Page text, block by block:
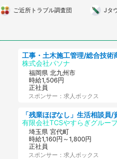
キレ気味で乗り込んでき
て...」（山梨県・30代
ご近所トラブル調査団 Jタ
株式会社パソナ
福岡県 北九州市
時給1,506円
正社員
スポンサー：求人ボックス
埼玉県 宮代町
時給1,160円～1,800円
正社員
スポンサー：求人ボックス